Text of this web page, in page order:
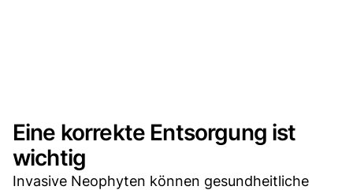
Eine korrekte Entsorgung ist
wichtig
Invasive Neophyten können gesundheitliche